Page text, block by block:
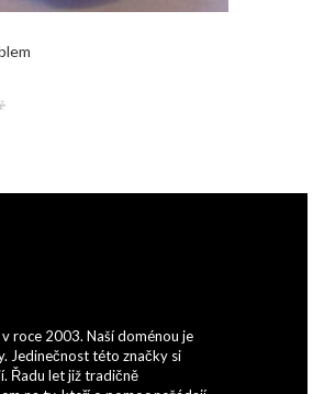
roce 2003. Naší doménou je
Jedinečnost této značky si
Řadu let již tradičně